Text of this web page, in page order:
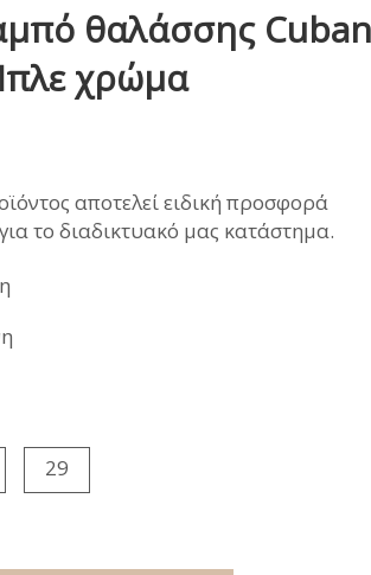
ΧΕΙΜΩΝΑΣ
/ APRE
θαλάσσης
χρώμα
αποτελεί ειδική προσφορά
το διαδικτυακό μας κατάστημα.
29